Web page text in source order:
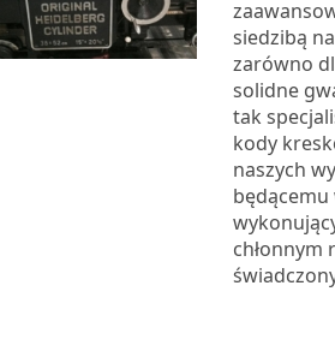
siedzibą
zarówno
solidne
tak
kody
naszych
chłonnym